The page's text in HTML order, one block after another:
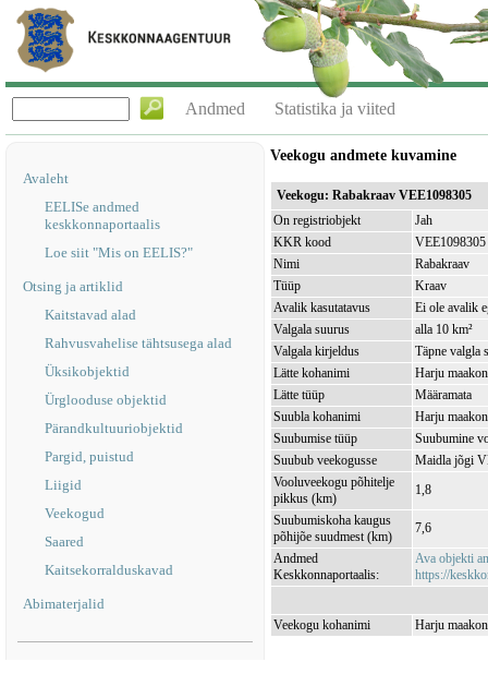
Andmed Statistika ja viited
Avaleht
EELISe andmed
keskkonnaportaalis
Loe siit "Mis on EELIS?"
Otsing ja artiklid
Kaitstavad alad
Rahvusvahelise tähtsusega alad
Üksikobjektid
Ürglooduse objektid
Pärandkultuuriobjektid
Pargid, puistud
Liigid
Veekogud
Saared
Kaitsekorralduskavad
Abimaterjalid
Veekogu andmete kuvamine
Veekogu: Rabakraav VEE1098305
On registriobjekt
Jah
KKR kood
VEE1098305
Nimi
Rabakraav
Tüüp
Kraav
Avalik kasutatavus
Ei ole avalik
Valgala suurus
alla 10 km²
Valgala kirjeldus
Täpne valgla
Lätte kohanimi
Harju
Lätte tüüp
Määramata
Suubla kohanimi
Harju
Suubumise tüüp
Suubumine
Suubub veekogusse
Maidla jõgi
Vooluveekogu põhitelje
pikkus (km)
1,8
Suubumiskoha kaugus
põhijõe suudmest (km)
7,6
Andmed
Keskkonnaportaalis:
Ava objekti
https://
Veekogu kohanimi Harju